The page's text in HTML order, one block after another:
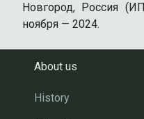
Новгород, Россия
ноября — 2024.
About us
History